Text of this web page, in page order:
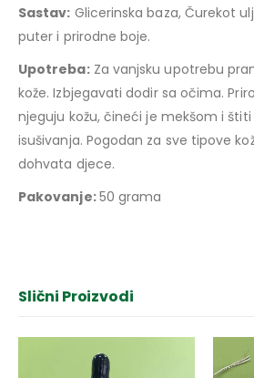
Sastav: Glicerinska baza, Čurekot
puter i prirodne boje.
Upotreba:Za vanjsku upotrebu
kože. Izbjegavati dodir sa očima.
njeguju kožu, čineći je mekšom i štiti
isušivanja. Pogodan za sve tipove
dohvata djece.
Pakovanje:50 grama
Slični Proizvodi